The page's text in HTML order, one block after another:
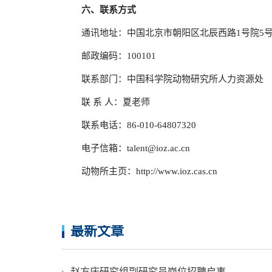
六、联系方式
通讯地址：中国北京市朝阳区北辰西路1号院5号
邮政编码：100101
联系部门：中国科学院动物研究所人力资源处
联 系 人：夏老师
联系电话：86-010-64807320
电子信箱：talent@ioz.ac.cn
动物所主页： http://www.ioz.cas.cn
最新文章